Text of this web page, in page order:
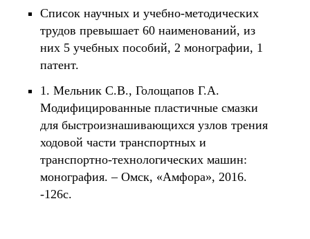
Список научных и учебно-методических
трудов превышает 60 наименований, из
них 5 учебных пособий, 2 монографии, 1
патент.
1. Мельник С.В., Голощапов Г.А.
Модифицированные пластичные смазки
для быстроизнашивающихся узлов трения
ходовой части транспортных и
транспортно-технологических машин:
монография. – Омск, «Амфора», 2016.
-126с.